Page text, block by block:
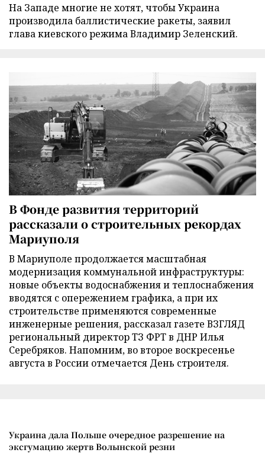
На Западе многие не хотят, чтобы Украина
производила баллистические ракеты, заявил
глава киевского режима Владимир Зеленский.
В Фонде развития территорий
рассказали о строительных рекордах
Мариуполя
В Мариуполе продолжается масштабная
модернизация коммунальной инфраструктуры:
новые объекты водоснабжения и теплоснабжения
вводятся с опережением графика, а при их
строительстве применяются современные
инженерные решения, рассказал газете ВЗГЛЯД
региональный директор ТЗ ФРТ в ДНР Илья
Серебряков. Напомним, во второе воскресенье
августа в России отмечается День строителя.
Украина дала Польше очередное разрешение на
эксгумацию жертв Волынской резни